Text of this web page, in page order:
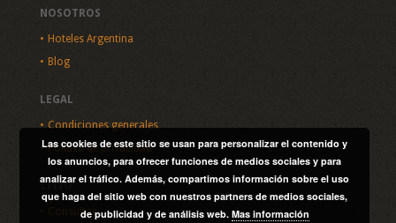
NOSOTROS
Hoteles Argentina
Blog
LEGAL
Condiciones generales
Política de privacidad
SITIO
Consultas
Las cookies de este sitio se usan para personalizar el contenido y
los anuncios, para ofrecer funciones de medios sociales y para
analizar el tráfico. Además, compartimos información sobre el uso
que haga del sitio web con nuestros partners de medios sociales,
de publicidad y de análisis web. Mas información